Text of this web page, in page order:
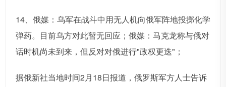
14、俄媒：乌军在战斗中用无人机向俄军阵地投掷化学
弹药。目前乌方对此暂无回应；俄媒：马克龙称与俄对
话时机尚未到来，但反对对俄进行"政权更迭"；
据俄新社当地时间2月18日报道，俄罗斯军方人士告诉